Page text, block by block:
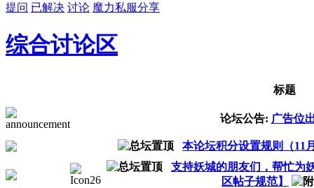
提问 已解决 讨论 魔力私服分享
综合讨论区
标题
论坛公告: 广告位
本论坛积分设置规则（11
支持妖城的朋友们，帮忙为
区帖子规范】